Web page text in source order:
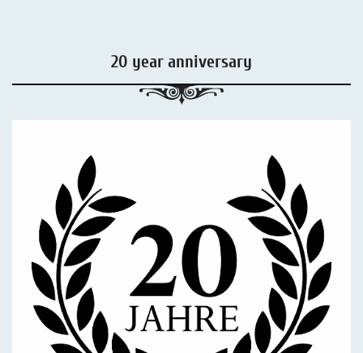
20 year anniversary